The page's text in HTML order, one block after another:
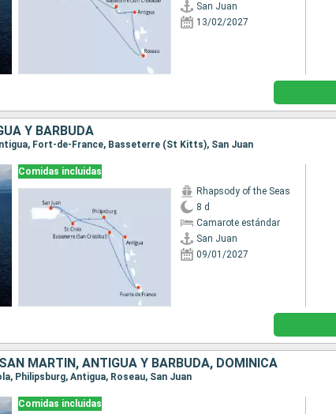
San Juan
13/02/2027
Y BARBUDA
Fort-de-France, Basseterre (St Kitts), San Juan
Comidas incluidas
Rhapsody of the Seas
8 d
Camarote estándar
San Juan
09/01/2027
MARTÍN, ANTIGUA Y BARBUDA, DOMINICA
Philipsburg, Antigua, Roseau, San Juan
Comidas incluidas